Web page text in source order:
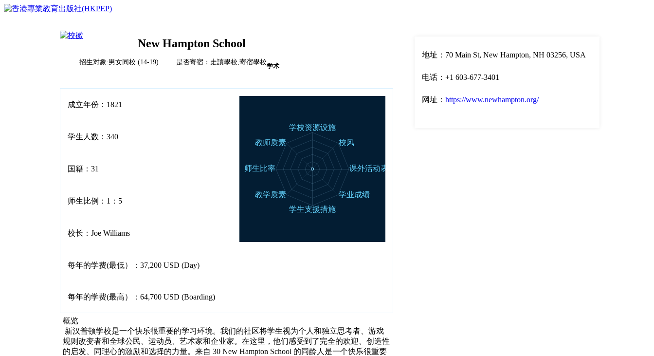
教育竞争力评比体系说明
2023HKPEP全球最具教育竞争力国际学校100强
2023HKPEP中国外籍人員子女国际学校最具竞争力50强
2022香港最具教育竞争力中学50强龙虎榜<
New Hampton School
招生对象:男女同校 (14-19) 是否寄宿：走讀學校,寄宿學校
成立年份：1821
学生人数：340
国籍：31
师生比例：1：5
校长：Joe Williams
每年的学费(最低）：37,200 USD (Day)
每年的学费(最高）：64,700 USD (Boarding)
概览
新汉普顿学校是一个快乐很重要的学习环境。 我们的社区将学生视为个人和独立思考者、游戏
规则改变者和全球公民、运动员、艺术家和企业家。 在这里，他们感受到了完全的欢迎、创造性
的启发、同理心的激励和选择的力量。 来自 30 New Hampton School 的同龄人是一个快乐很重要
学术
地址：70 Main St, New Hampton, NH 03256, USA
电话：+1 603-677-3401
网址： https://www.newhampton.org/